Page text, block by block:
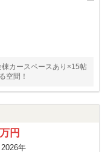
カースペースあり×15帖
空間！
円
年